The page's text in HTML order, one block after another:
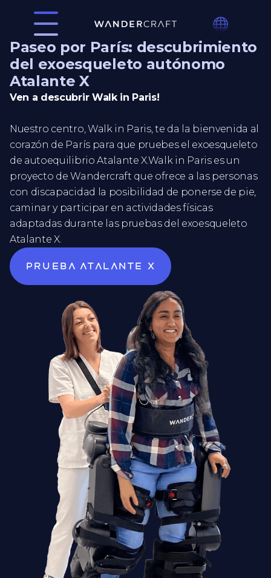
Paseo por París: descubrimiento
del exoesqueleto autónomo
Atalante X
Ven a descubrir Walk in Paris!
Nuestro centro, Walk in Paris, te da la bienvenida al
corazón de París para que pruebes el exoesqueleto
de autoequilibrio Atalante X.Walk in Paris es un
proyecto de Wandercraft que ofrece a las personas
con discapacidad la posibilidad de ponerse de pie,
caminar y participar en actividades físicas
adaptadas durante las pruebas del exoesqueleto
Atalante X.
Prueba atalante x